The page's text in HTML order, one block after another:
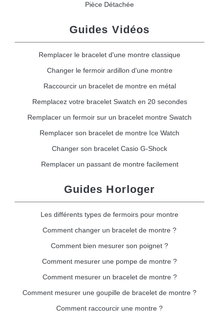
Pièce Détachée
Guides Vidéos
Remplacer le bracelet d'une montre classique
Changer le fermoir ardillon d'une montre
Raccourcir un bracelet de montre en métal
Remplacez votre bracelet Swatch en 20 secondes
Remplacer un fermoir sur un bracelet montre Swatch
Remplacer son bracelet de montre Ice Watch
Changer son bracelet Casio G-Shock
Remplacer un passant de montre facilement
Guides Horloger
Les différents types de fermoirs pour montre
Comment changer un bracelet de montre ?
Comment bien mesurer son poignet ?
Comment mesurer une pompe de montre ?
Comment mesurer un bracelet de montre ?
Comment mesurer une goupille de bracelet de montre ?
Comment raccourcir une montre ?